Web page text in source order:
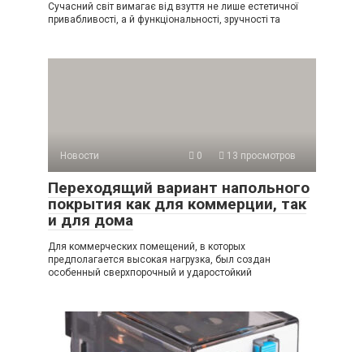
Сучасний світ вимагає від взуття не лише естетичної
привабливості, а й функціональності, зручності та
Новости 0 13 просмотров
Переходящий вариант напольного
покрытия как для коммерции, так
и для дома
Для коммерческих помещений, в которых
предполагается высокая нагрузка, был создан
особенный сверхпорочный и ударостойкий